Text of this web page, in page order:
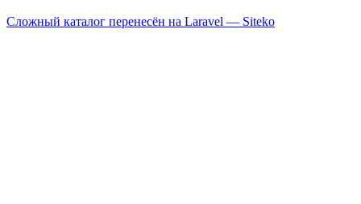
Сложный каталог перенесён на Laravel — Siteko